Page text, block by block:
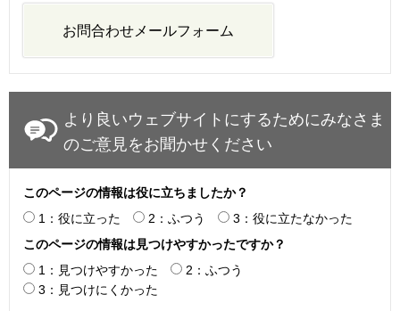
より良いウェブサイトにするためにみなさま
のご意見をお聞かせください
このページの情報は役に立ちましたか？
1：役に立った
2：ふつう
3：役に立たなかった
このページの情報は見つけやすかったですか？
1：見つけやすかった
2：ふつう
3：見つけにくかった